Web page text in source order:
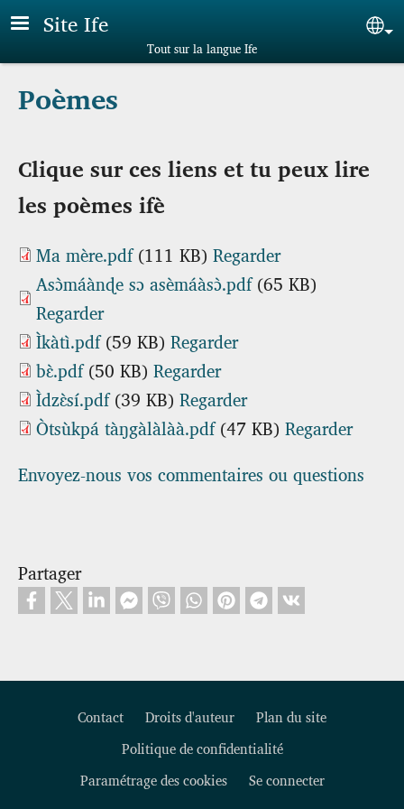
Aller au contenu principal
Site Ife
Tout sur la langue Ife
Poèmes
Clique sur ces liens et tu peux lire
les poèmes ifè
Ma mère.pdf(111 KB) Regarder
Asɔ̀máànɖe sɔ asèmáàsɔ̀.pdf(65 KB)
Regarder
Ìkàtì.pdf(59 KB) Regarder
bɛ̀.pdf(50 KB) Regarder
Ìdzɛ̀sí.pdf(39 KB) Regarder
Òtsùkpá tàŋgàlàlàà.pdf(47 KB) Regarder
Envoyez-nous vos commentaires ou questions
Partager
Footer
Contact Droits d'auteur
Plan du site
Politique de confidentialité
Paramétrage des cookies
Se connecter